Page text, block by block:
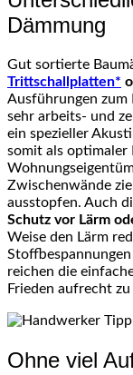
Dämmung
Gut sortierte
Trittschallplatten*
Ausführungen zum
sehr arbeits- und
ein spezieller
somit als optimaler
Zwischenwände
ausstopfen. Auch
Schutz vor Lärm
Weise den Lärm
reichen die
Frieden aufrecht
Ohne viel